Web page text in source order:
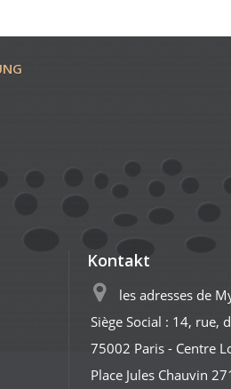
Kontakt
les adresses de
Siège Social : 14, rue,
75002 Paris - Centre
Place Jules Chauvin